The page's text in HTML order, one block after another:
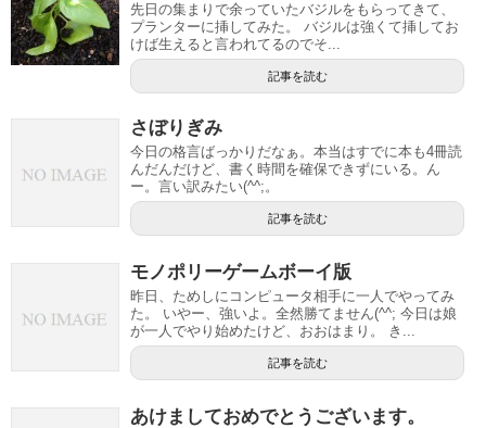
先日の集まりで余っていたバジルをもらってきて、
プランターに挿してみた。 バジルは強くて挿してお
けば生えると言われてるのでそ...
記事を読む
さぼりぎみ
今日の格言ばっかりだなぁ。本当はすでに本も4冊読
んだんだけど、書く時間を確保できずにいる。ん
ー。言い訳みたい(^^;。
記事を読む
モノポリーゲームボーイ版
昨日、ためしにコンピュータ相手に一人でやってみ
た。 いやー、強いよ。全然勝てません(^^; 今日は娘
が一人でやり始めたけど、おおはまり。 き...
記事を読む
あけましておめでとうございます。